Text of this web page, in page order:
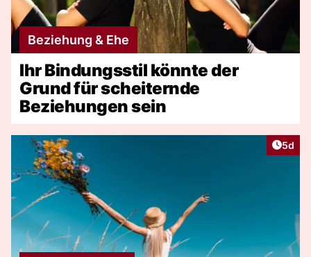
Beziehung & Ehe
Ihr Bindungsstil könnte der
Grund für scheiternde
Beziehungen sein
5d